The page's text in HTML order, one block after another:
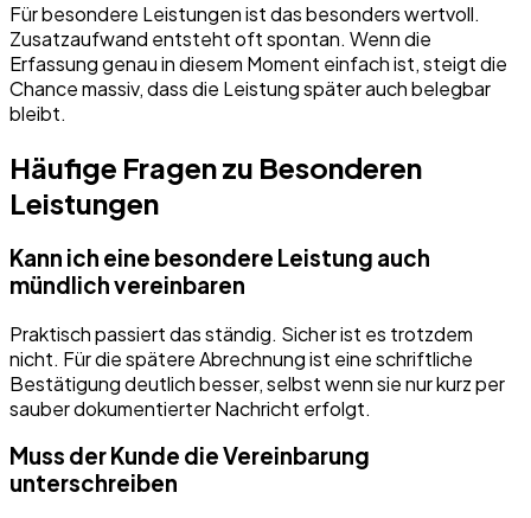
Für besondere Leistungen ist das besonders wertvoll.
Zusatzaufwand entsteht oft spontan. Wenn die
Erfassung genau in diesem Moment einfach ist, steigt die
Chance massiv, dass die Leistung später auch belegbar
bleibt.
Häufige Fragen zu Besonderen
Leistungen
Kann ich eine besondere Leistung auch
mündlich vereinbaren
Praktisch passiert das ständig. Sicher ist es trotzdem
nicht. Für die spätere Abrechnung ist eine schriftliche
Bestätigung deutlich besser, selbst wenn sie nur kurz per
sauber dokumentierter Nachricht erfolgt.
Muss der Kunde die Vereinbarung
unterschreiben